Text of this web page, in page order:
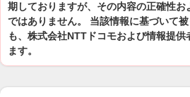
期しておりますが、その内容の正確性
ではありません。 当該情報に基づいて
も、株式会社NTTドコモおよび情報提
ます。